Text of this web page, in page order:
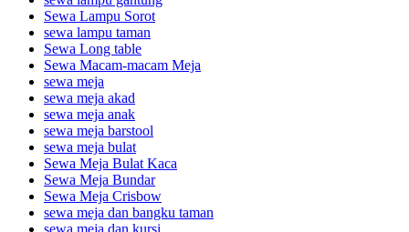
Sewa Lampu Sorot
sewa lampu taman
Sewa Long table
Sewa Macam-macam Meja
sewa meja
sewa meja akad
sewa meja anak
sewa meja barstool
sewa meja bulat
Sewa Meja Bulat Kaca
Sewa Meja Bundar
Sewa Meja Crisbow
sewa meja dan bangku taman
sewa meja dan kursi